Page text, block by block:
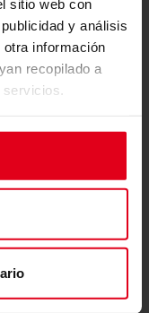
sitio web con
y análisis
información
recopilado a
servicios.
de carreras